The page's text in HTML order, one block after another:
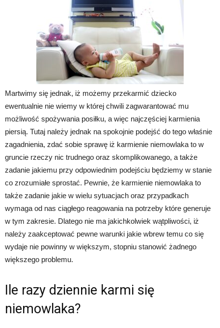
Martwimy się jednak, iż możemy przekarmić dziecko
ewentualnie nie wiemy w której chwili zagwarantować mu
możliwość spożywania posiłku, a więc najczęściej karmienia
piersią. Tutaj należy jednak na spokojnie podejść do tego właśnie
zagadnienia, zdać sobie sprawę iż karmienie niemowlaka to w
gruncie rzeczy nic trudnego oraz skomplikowanego, a także
zadanie jakiemu przy odpowiednim podejściu będziemy w stanie
co zrozumiałe sprostać. Pewnie, że karmienie niemowlaka to
także zadanie jakie w wielu sytuacjach oraz przypadkach
wymaga od nas ciągłego reagowania na potrzeby które generuje
w tym zakresie. Dlatego nie ma jakichkolwiek wątpliwości, iż
należy zaakceptować pewne warunki jakie wbrew temu co się
wydaje nie powinny w większym, stopniu stanowić żadnego
większego problemu.
Ile razy dziennie karmi się
niemowlaka?